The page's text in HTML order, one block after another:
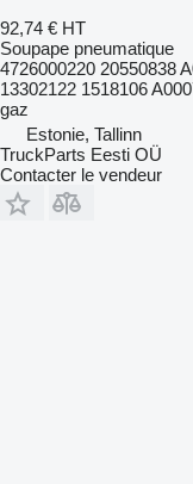
92,74 € HT
Soupape pneumatique
4726000220 20550838
13302122 1518106
gaz
Estonie, Tallinn
TruckParts Eesti OÜ
Contacter le vendeur